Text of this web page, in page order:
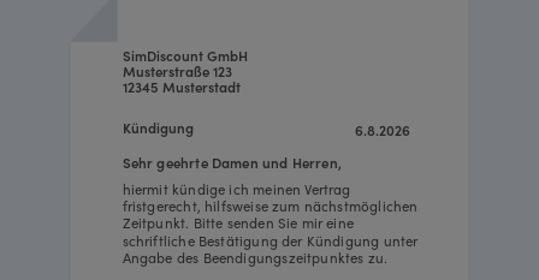
6.8.2026
SimDiscount GmbH
Musterstraße 123
12345 Musterstadt
hiermit kündige ich meinen Vertrag
fristgerecht, hilfsweise zum nächstmöglichen
Zeitpunkt. Bitte senden Sie mir eine
schriftliche Bestätigung der Kündigung unter
Angabe des Beendigungszeitpunktes zu.
Sehr geehrte Damen und Herren,
Kündigung